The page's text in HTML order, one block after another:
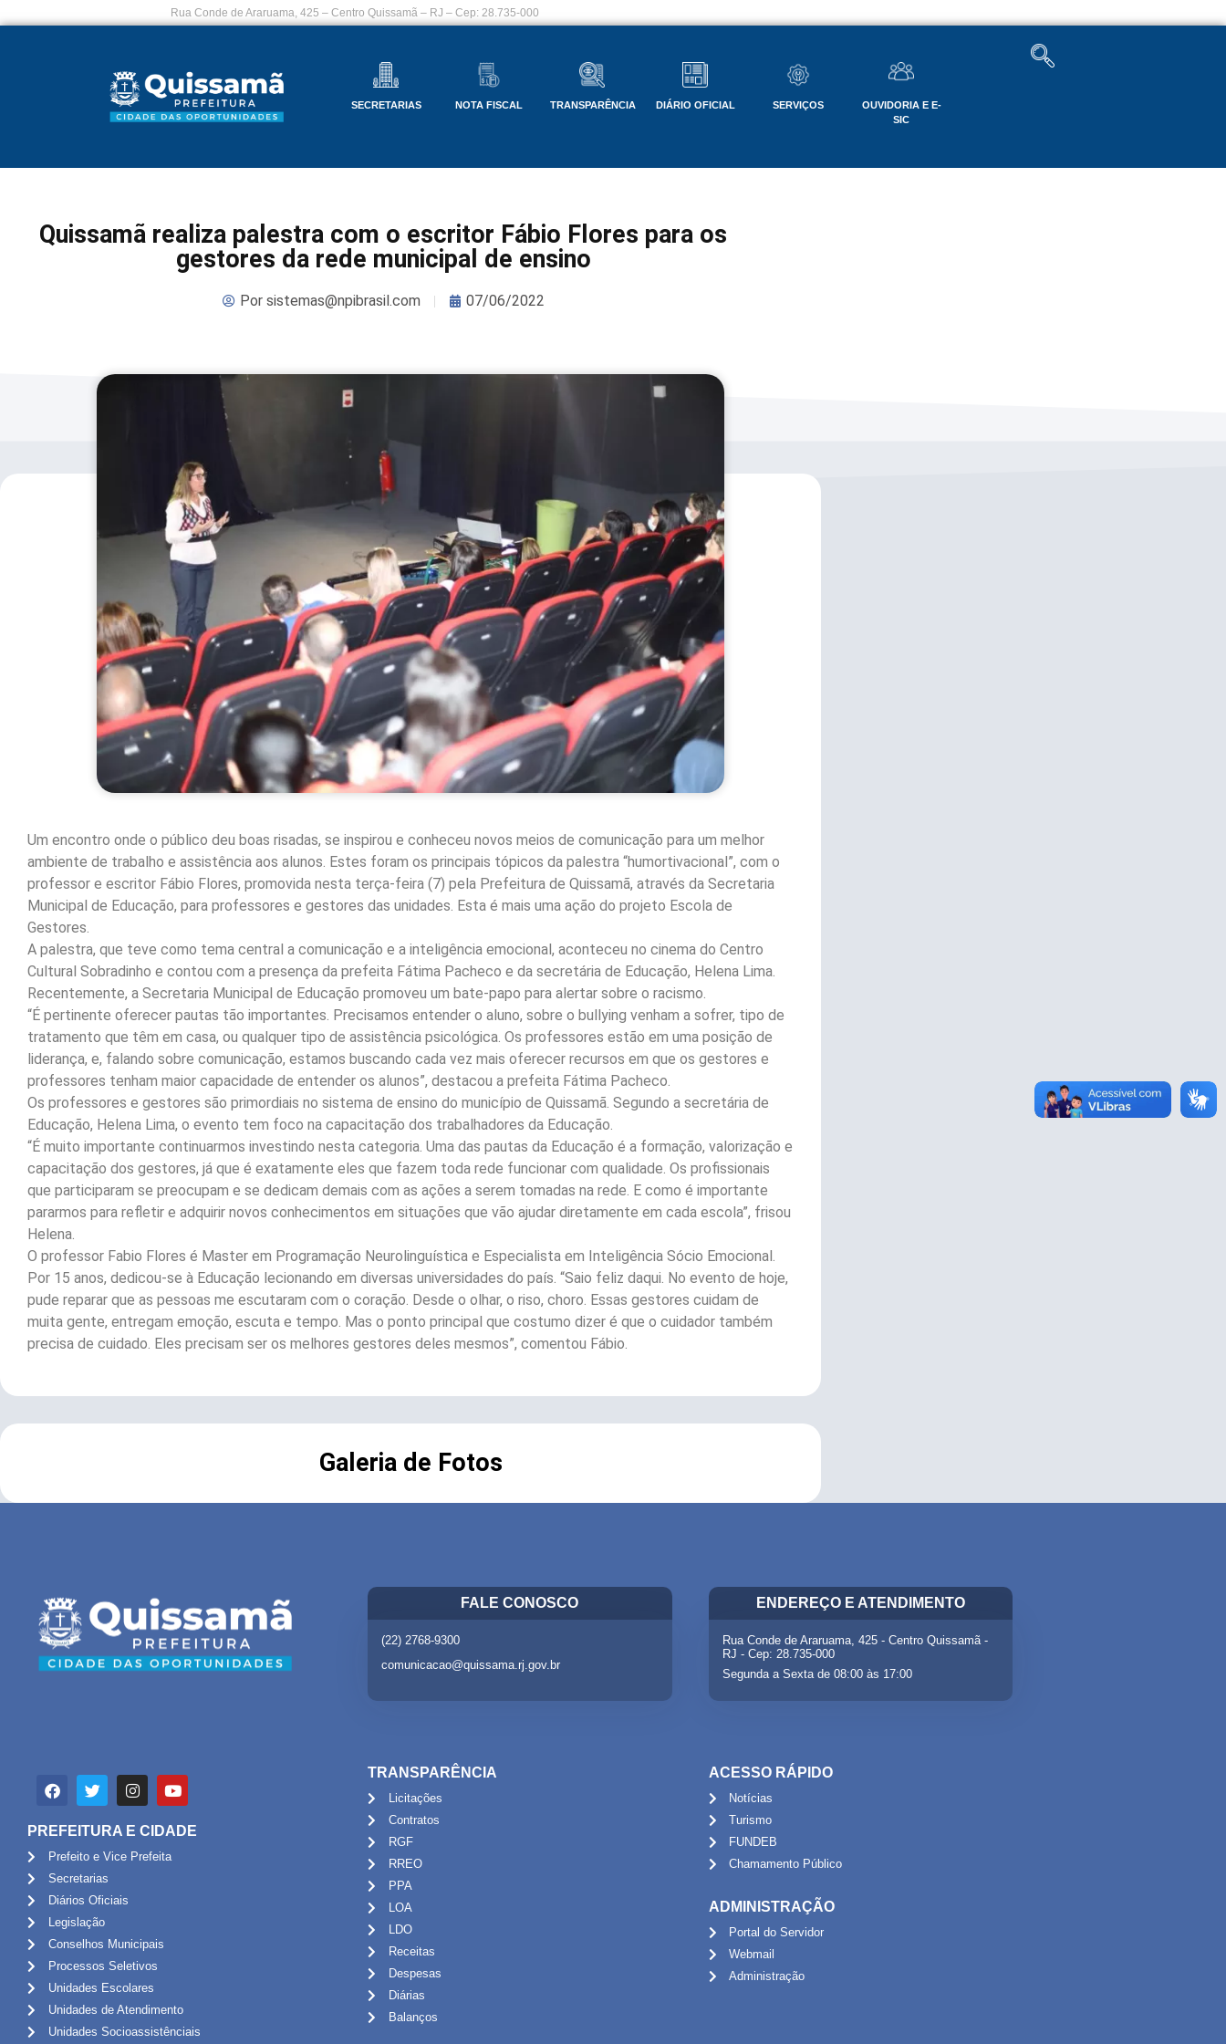
Rua Conde de Araruama, 425 – Centro Quissamã – RJ – Cep: 28.735-000
SECRETARIAS NOTA FISCAL TRANSPARÊNCIA DIÁRIO OFICIAL SERVIÇOS
OUVIDORIA E E-
SIC
Quissamã realiza palestra com o escritor Fábio Flores para os
gestores da rede municipal de ensino
Porsistemas@npibrasil.com 07/06/2022
Um encontro onde o público deu boas risadas, se inspirou e conheceu novos meios de comunicação para um melhor
ambiente de trabalho e assistência aos alunos. Estes foram os principais tópicos da palestra “humortivacional”, com o
professor e escritor Fábio Flores, promovida nesta terça-feira (7) pela Prefeitura de Quissamã, através da Secretaria
Municipal de Educação, para professores e gestores das unidades. Esta é mais uma ação do projeto Escola de
Gestores.
A palestra, que teve como tema central a comunicação e a inteligência emocional, aconteceu no cinema do Centro
Cultural Sobradinho e contou com a presença da prefeita Fátima Pacheco e da secretária de Educação, Helena Lima.
Recentemente, a Secretaria Municipal de Educação promoveu um bate-papo para alertar sobre o racismo.
“É pertinente oferecer pautas tão importantes. Precisamos entender o aluno, sobre o bullying venham a sofrer, tipo de
tratamento que têm em casa, ou qualquer tipo de assistência psicológica. Os professores estão em uma posição de
liderança, e, falando sobre comunicação, estamos buscando cada vez mais oferecer recursos em que os gestores e
professores tenham maior capacidade de entender os alunos”, destacou a prefeita Fátima Pacheco.
Os professores e gestores são primordiais no sistema de ensino do município de Quissamã. Segundo a secretária de
Educação, Helena Lima, o evento tem foco na capacitação dos trabalhadores da Educação.
“É muito importante continuarmos investindo nesta categoria. Uma das pautas da Educação é a formação, valorização e
capacitação dos gestores, já que é exatamente eles que fazem toda rede funcionar com qualidade. Os profissionais
que participaram se preocupam e se dedicam demais com as ações a serem tomadas na rede. E como é importante
pararmos para refletir e adquirir novos conhecimentos em situações que vão ajudar diretamente em cada escola”, frisou
Helena.
O professor Fabio Flores é Master em Programação Neurolinguística e Especialista em Inteligência Sócio Emocional.
Por 15 anos, dedicou-se à Educação lecionando em diversas universidades do país. “Saio feliz daqui. No evento de hoje,
pude reparar que as pessoas me escutaram com o coração. Desde o olhar, o riso, choro. Essas gestores cuidam de
muita gente, entregam emoção, escuta e tempo. Mas o ponto principal que costumo dizer é que o cuidador também
precisa de cuidado. Eles precisam ser os melhores gestores deles mesmos”, comentou Fábio.
Galeria de Fotos
FALE CONOSCO
(22) 2768-9300
comunicacao@quissama.rj.gov.br
ENDEREÇO E ATENDIMENTO
Rua Conde de Araruama, 425 - Centro Quissamã -
RJ - Cep: 28.735-000
Segunda a Sexta de 08:00 às 17:00
PREFEITURA E CIDADE
Prefeito e Vice Prefeita
Secretarias
Diários Oficiais
Legislação
Conselhos Municipais
Processos Seletivos
Unidades Escolares
Unidades de Atendimento
Unidades Socioassistênciais
TRANSPARÊNCIA
Licitações
Contratos
RGF
RREO
PPA
LOA
LDO
Receitas
Despesas
Diárias
Balanços
ACESSO RÁPIDO
Notícias
Turismo
FUNDEB
Chamamento Público
ADMINISTRAÇÃO
Portal do Servidor
Webmail
Administração